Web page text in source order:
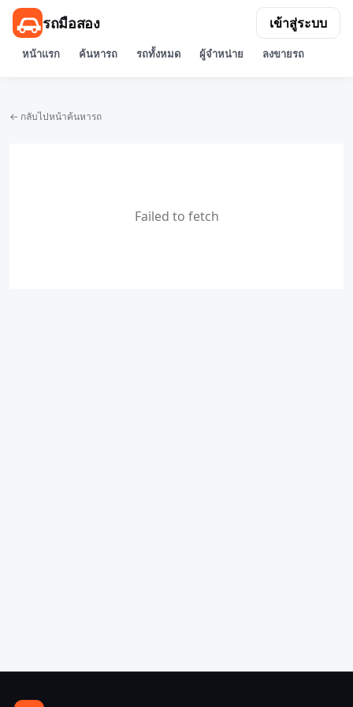
รถมือสอง
หน้าแรก ค้นหารถ รถทั้งหมด ผู้จำหน่าย ลงขายรถ
เข้าสู่ระบบ
← กลับไปหน้าค้นหารถ
Failed to fetch